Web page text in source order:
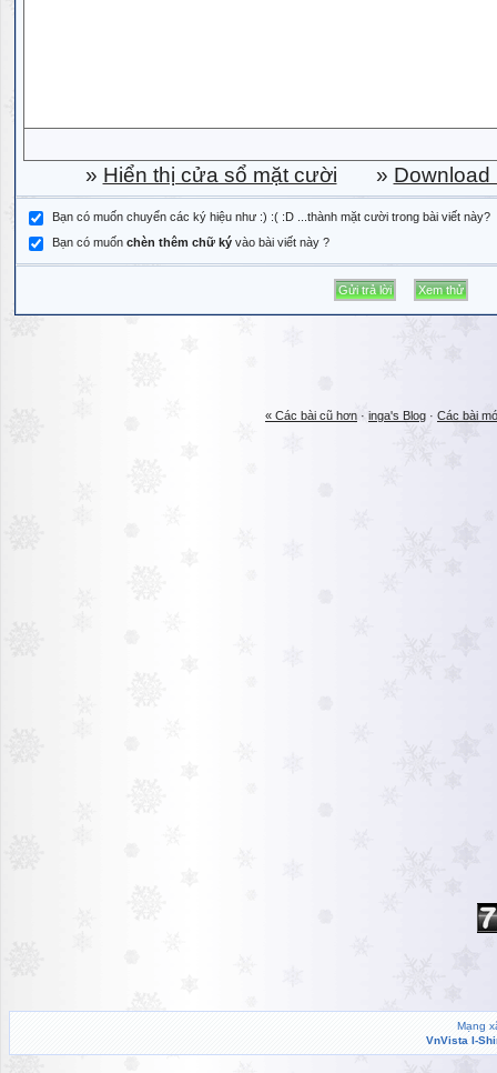
» Hiển thị cửa sổ mặt cười » Download
Bạn có muốn chuyển các ký hiệu như :) :( :D ...thành mặt cười trong bài viết này?
Bạn có muốn chèn thêm chữ ký vào bài viết này ?
« Các bài cũ hơn · inga's Blog · Các bài
Mạng
VnVista I-